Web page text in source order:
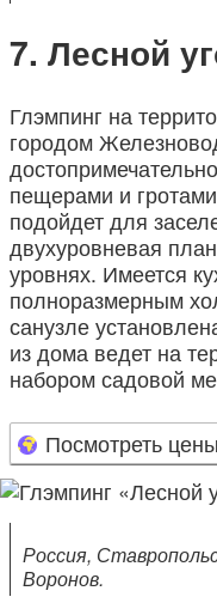
Лесной
Глэмпинг на
городом
пещерами и
подойдет для
двухуровневая
уровнях. Имеется
полноразмерным
санузле
из дома ведет на
набором садовой
Посмотреть цены
Россия,
Воронов.